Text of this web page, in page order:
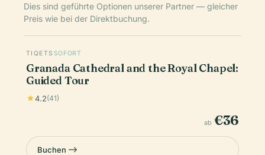
Dies sind geführte Optionen unserer Partner — gleicher
Preis wie bei der Direktbuchung.
TIQETS SOFORT
Granada Cathedral and the Royal Chapel:
Guided Tour
4.2(41)
ab €36
Buchen